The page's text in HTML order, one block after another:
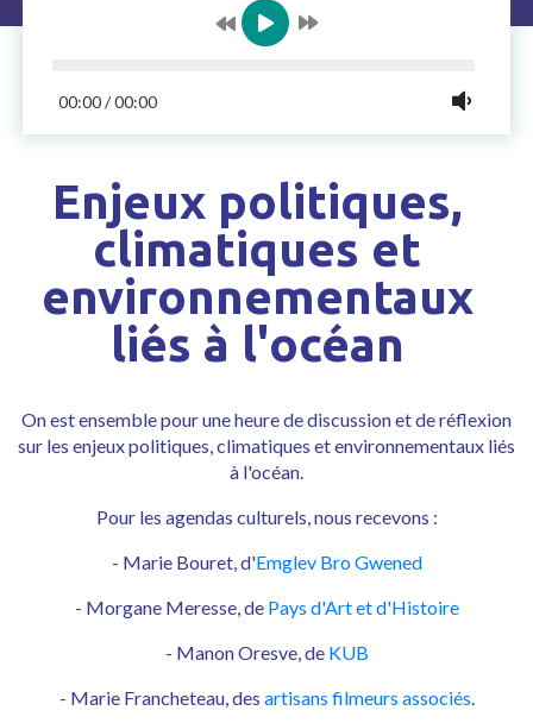
00:00/00:00
Enjeux politiques,
climatiques et
environnementaux
liés à l'océan
On est ensemble pour une heure de discussion et de réflexion
sur les enjeux politiques, climatiques et environnementaux liés
à l'océan.
Pour les agendas culturels, nous recevons :
- Marie Bouret, d'Emglev Bro Gwened
- Morgane Meresse, de Pays d'Art et d'Histoire
- Manon Oresve, de KUB
- Marie Francheteau, des artisans filmeurs associés.